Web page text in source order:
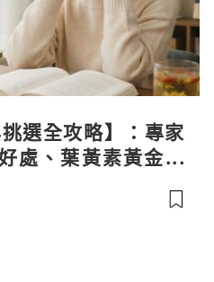
挑選全攻略】：專家
處、葉黃素黃金比